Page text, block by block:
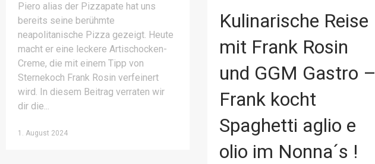
Piero alias der Pizzapate hat uns
bereits seine berühmte
neapolitanische Pizza gezeigt. Heute
macht er eine leckere Artischocken-
Creme, die mit einem Tipp von
Sternekoch Frank Rosin verfeinert
wird. In diesem Beitrag verraten wir
dir die
1. August 2024
Kulinarische Reise
mit Frank Rosin
und GGM Gastro –
Frank kocht
Spaghetti aglio e
olio im Nonna´s !